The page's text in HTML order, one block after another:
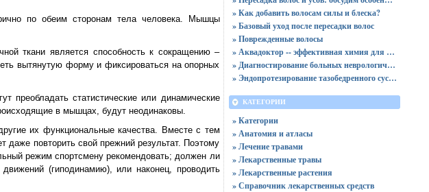
по обеим сторонам тела человека. Мышцы
ткани является способность к сокращению –
вытянутую форму и фиксироваться на опорных
преобладать статистические или динамические
в мышцах, будут неодинаковы.
их функциональные качества. Вместе с тем
даже повторить свой прежний результат. Поэтому
режим спортсмену рекомендовать; должен ли
(гиподинамию), или наконец, проводить
» Как добавить волосам силы и блеска?
» Базовый уход после пересадки волос
» Поврежденные волосы
» Аквадоктор -- эффективная химия для чистки бассейнов
» Диагностирование больных неврологическими болезнями и расстройствами в Краснодаре
» Эндопротезирование тазобедренного сустава в клинике "Кураре Хирургия"
КАТЕГОРИИ
» Категории
» Анатомия и атласы
» Лечение травами
» Лекарственные травы
» Лекарственные растения
» Справочник лекарственных средств